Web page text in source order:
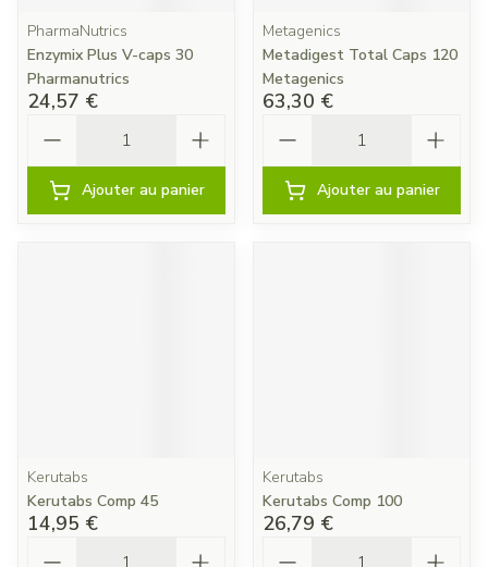
PharmaNutrics
Enzymix Plus V-caps 30
Pharmanutrics
24,57 €
Ajouter au panier
Metagenics
Metadigest Total Caps 120
Metagenics
63,30 €
Ajouter au panier
Kerutabs
Kerutabs Comp 45
14,95 €
Kerutabs
Kerutabs Comp 100
26,79 €